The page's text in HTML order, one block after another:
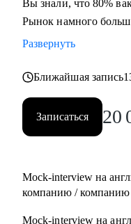
Вы знали, что 80%
Рынок намного
Развернуть
Ближайшая запись
Записаться 20
Mock-interview на
компанию / компанию
Mock-interview на